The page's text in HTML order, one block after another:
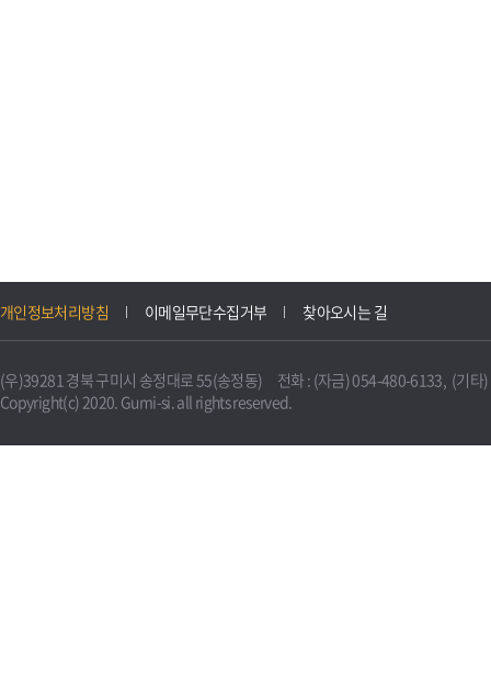
개인정보처리방침 이메일무단수집거부 찾아오시는 길
(우)39281 경북 구미시 송정대로 55(송정동) 전화 : (자금) 054-480-6133, (기타
Copyright(c) 2020. Gumi-si. all rights reserved.